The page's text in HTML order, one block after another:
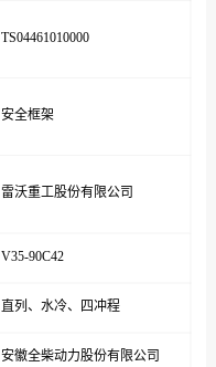
TS04461010000
安全框架
雷沃重工股份有限公司
V35-90C42
直列、水冷、四冲程
安徽全柴动力股份有限公司